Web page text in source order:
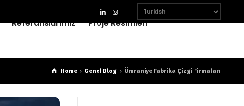
Referanslarımız Proje Resimleri
Home Genel Blog Ümraniye Fabrika Çizgi Firmaları